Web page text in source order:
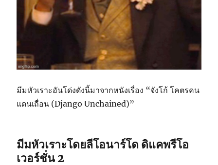
มีมหัวเราะอันโด่งดังนี้มาจากหนังเรื่อง “จังโก้ โคตรคน
แดนเถื่อน (Django Unchained)”
มีมหัวเราะโดยลีโอนาร์โด ดิแคพรีโอ
เวอร์ชั่น 2